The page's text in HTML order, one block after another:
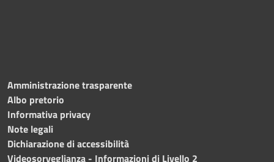
Amministrazione trasparente
Albo pretorio
Informativa privacy
Note legali
Dichiarazione di accessibilità
Videosorveglianza - Informazioni di Livello 2